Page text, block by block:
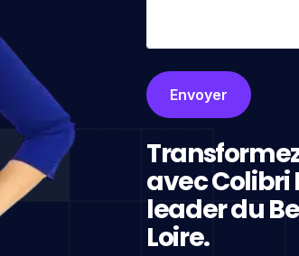
avec Colibri
leader du
Loire.